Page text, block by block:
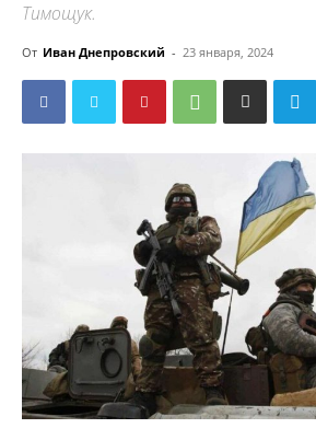
Тимощук.
От Иван Днепровский - 23 января, 2024